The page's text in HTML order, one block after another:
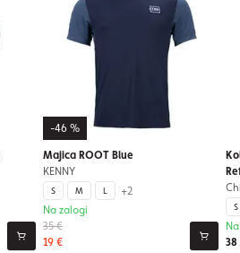
-46 %
Majica ROOT Blue
KENNY
S M L +2
35 €
19 €
Na zalogi S
38